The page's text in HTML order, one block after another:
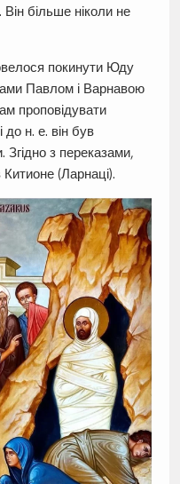
більше ніколи не
покинути Юду
Павлом і Варнавою
проповідувати
н. е. він був
з переказами,
(Ларнаці).